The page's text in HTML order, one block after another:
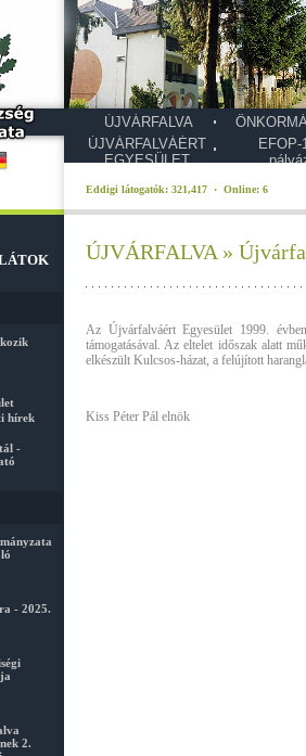
ÚJVÁRFALVA
ÚJVÁRFALVÁÉRT
EGYESÜLET
EFOP-
Eddigi látogatók: 321,417 · Online: 6
hírek
-
- 2025.
2.
ÚJVÁRFALVA »
Az Újvárfalváért Egyesület 1999.
támogatásával. Az eltelet időszak alatt
elkészült Kulcsos-házat, a felújított
Kiss Péter Pál elnök